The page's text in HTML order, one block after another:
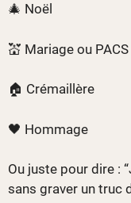
🎄 Noël
💒 Mariage ou PACS
🏠 Crémaillère
🖤 Hommage
Ou juste pour dire :
sans graver un truc